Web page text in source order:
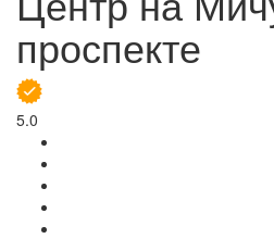
проспекте
5.0